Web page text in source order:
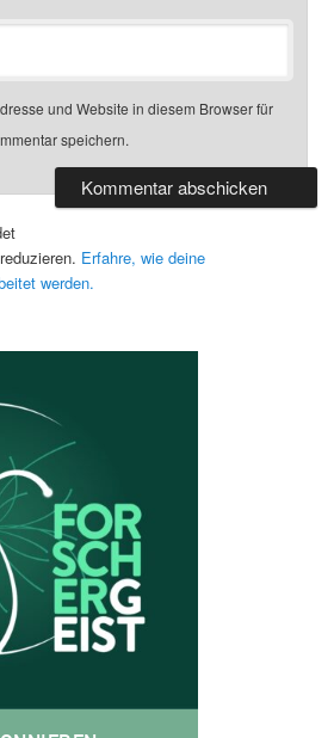
und Website in diesem Browser für
speichern.
Erfahre, wie deine
werden.